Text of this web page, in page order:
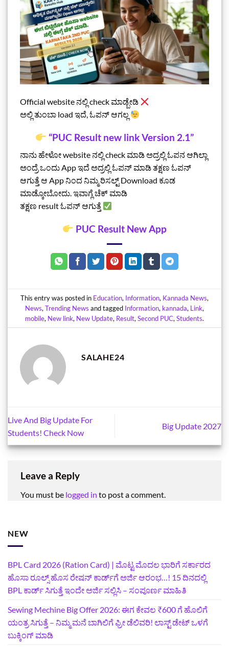
Official website ನಲ್ಲಿ check ಮಾಡ್ಬೇಡಿ
ಅಲ್ಲಿ ತುಂಬಾ load ಇದೆ, ಓಪನ್ ಆಗಲ್ಲ
“PUC Result new link Version 2.1”
ನಾನು ಹೇಳೋ website ನಲ್ಲಿ check ಮಾಡಿ ಅದ್ರಲ್ಲಿ ಓಪನ ಆಗಿಲ್ಲಾ
ಅಂದ್ರೆ ಒಂದು App ಇದೆ ಅದ್ರಲ್ಲಿ ಓಪನ್‌ ಮಾಡಿ ತಕ್ಷಣ ಓಪನ್‌
ಆಗುತ್ತೆ ಆ App ನಿಂದ ನಿಮ್ಮ ರಿಸಲ್ಟ್‌ Download ಕೂಡ
ಮಾಡ್ಕೋಬೋದು. ಇವಾಗ್ಲೆ ಚೆಕ್‌ ಮಾಡಿ
ತಕ್ಷಣ result ಓಪನ್ ಆಗುತ್ತೆ
PUC Result New App
This entry was posted in Education, Information, Kannada News,
News, Trending News and tagged Information, kannada, Link,
mobile, New link, New Update, Result, Second PUC, Students.
SALAHE24
Live And Big Update For
Students! Check Now
Big Update 2027
Leave a Reply
You must be logged in to post a comment.
NEW
BPL Card 2026 (Ration Card) | ಮೊಟ್ಟ ಮೊದಲ ಭಾರಿಗೆ ಸರ್ಕಾರದ
ಹೊಸಾ ರೂಲ್ಸ್ ಹೊಸ ರೇಷನ್ ಕಾರ್ಡ್‌ಗೆ ಅರ್ಜಿ ಆರಂಭ…! 15 ದಿನದಲ್ಲಿ
BPL ಕಾರ್ಡ್ ಸಿಗುತ್ತೆ ಇಂದೇ ಅರ್ಜಿ ಸಲ್ಲಿಸಿ – ಸಂಪೂರ್ಣ ಮಾಹಿತಿ
Sewing Mechine Big Offer 2026: ಈಗ ಕೇವಲ ₹600 ಗೆ ಹೊಲಿಗೆ
ಯಂತ್ರ ಸಿಗುತ್ತೆ – ನಿಮ್ಮ ಮನೆ ಬಾಗಿಲಿಗೆ‍ ಫ್ರೀ ಡೆಲಿವರಿ! ಲಾಸ್ಟ್‌ ಡೇಟ್‌ ಒಳಗೆ
ಬುಕ್ಕಿಂಗ್‌ ಮಾಡಿ